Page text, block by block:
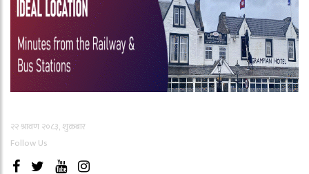
२२ श्रावण २०८३, शुक्रबार
Follow Us